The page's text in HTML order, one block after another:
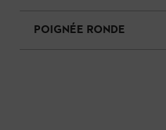
POIGNÉE RONDE